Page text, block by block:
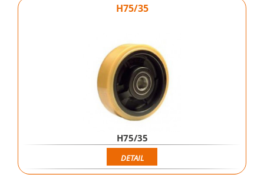
H75/35
H75/35
DETAIL